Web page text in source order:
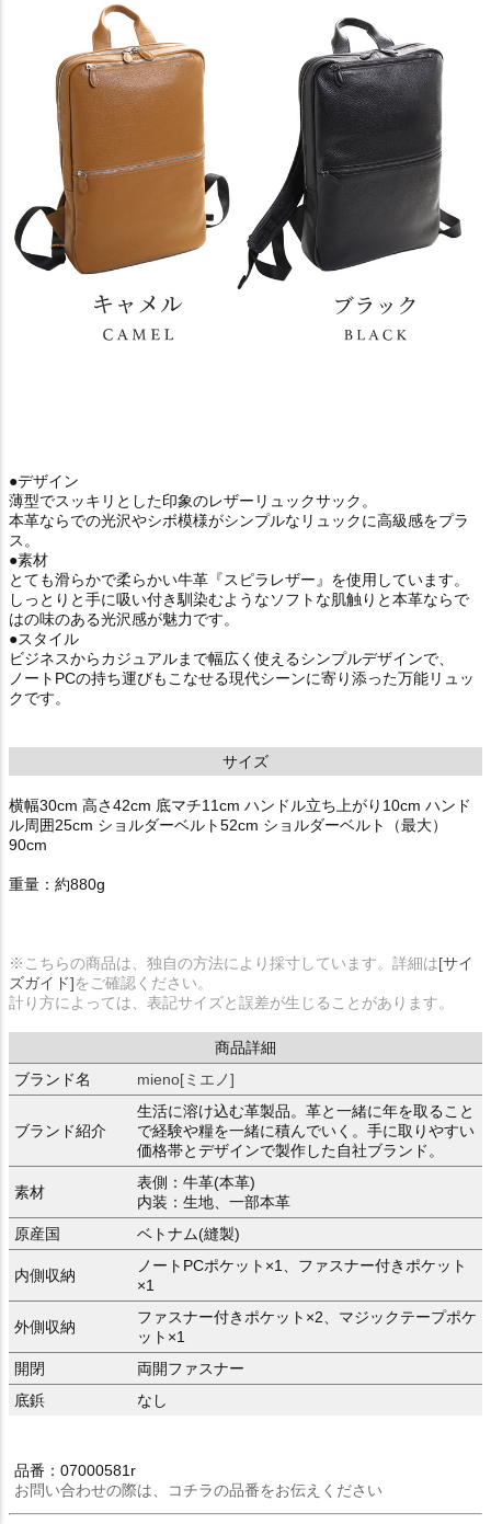
●デザイン
薄型でスッキリとした印象のレザーリュックサック。
本革ならでの光沢やシボ模様がシンプルなリュックに高級感をプラ
ス。
●素材
とても滑らかで柔らかい牛革『スピラレザー』を使用しています。
しっとりと手に吸い付き馴染むようなソフトな肌触りと本革ならで
はの味のある光沢感が魅力です。
●スタイル
ビジネスからカジュアルまで幅広く使えるシンプルデザインで、
ノートPCの持ち運びもこなせる現代シーンに寄り添った万能リュッ
クです。
サイズ
横幅30cm 高さ42cm 底マチ11cm ハンドル立ち上がり10cm ハンド
ル周囲25cm ショルダーベルト52cm ショルダーベルト（最大）
90cm
重量：約880g
※こちらの商品は、独自の方法により採寸しています。詳細は[サイ
ズガイド]をご確認ください。
計り方によっては、表記サイズと誤差が生じることがあります。
商品詳細
ブランド名
mieno[ミエノ]
ブランド紹介
生活に溶け込む革製品。革と一緒に年を取ること
で経験や糧を一緒に積んでいく。手に取りやすい
価格帯とデザインで製作した自社ブランド。
素材
表側：牛革(本革)
内装：生地、一部本革
原産国
ベトナム(縫製)
内側収納
ノートPCポケット×1、ファスナー付きポケット
×1
外側収納
ファスナー付きポケット×2、マジックテープポケ
ット×1
開閉
両開ファスナー
底鋲
なし
品番：07000581r
お問い合わせの際は、コチラの品番をお伝えください